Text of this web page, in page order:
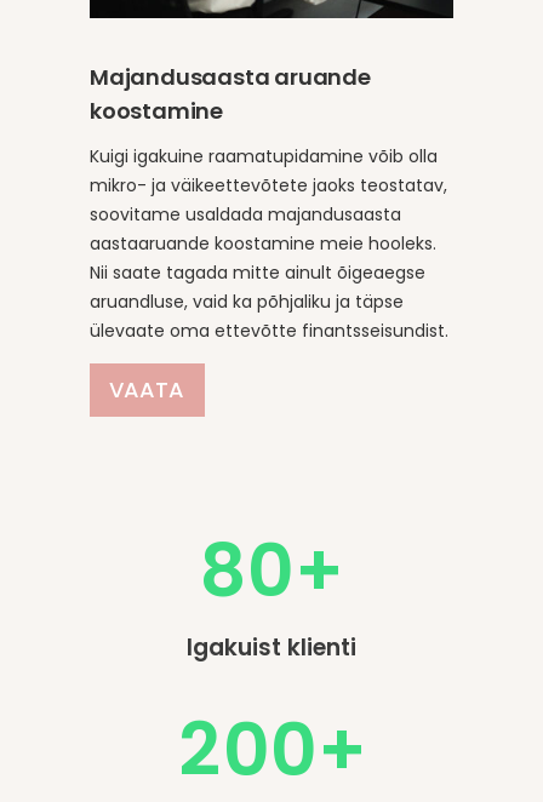
Majandusaasta aruande
koostamine
Kuigi igakuine raamatupidamine võib olla
mikro- ja väikeettevõtete jaoks teostatav,
soovitame usaldada majandusaasta
aastaaruande koostamine meie hooleks.
Nii saate tagada mitte ainult õigeaegse
aruandluse, vaid ka põhjaliku ja täpse
ülevaate oma ettevõtte finantsseisundist.
VAATA
1
2
3
4
5
6
80+
Igakuist klienti
0
1
200+